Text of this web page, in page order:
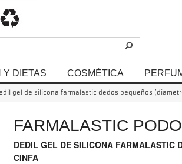
Y DIETAS COSMÉTICA
gel de silicona farmalastic dedos pequeños
FARMALASTIC
DEDIL GEL DE SILICONA FARMALASTIC
CINFA